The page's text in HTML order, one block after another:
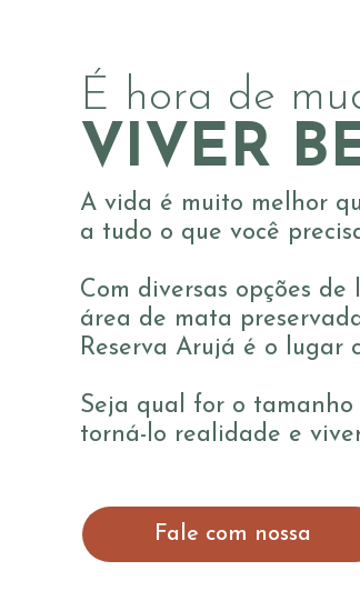
A vida é muito melhor
a tudo o que você
Com diversas opções de
área de mata
Reserva Arujá é o lugar
Seja qual for o tamanho
torná-lo realidade e
É hora de
VIVER
Fale com nossa